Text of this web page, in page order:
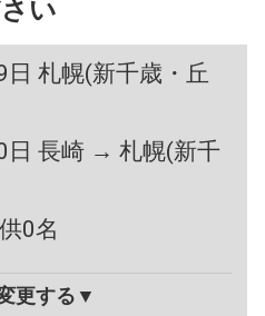
い
札幌(新千歳・丘
日 長崎 → 札幌(新千
0名
更する▼